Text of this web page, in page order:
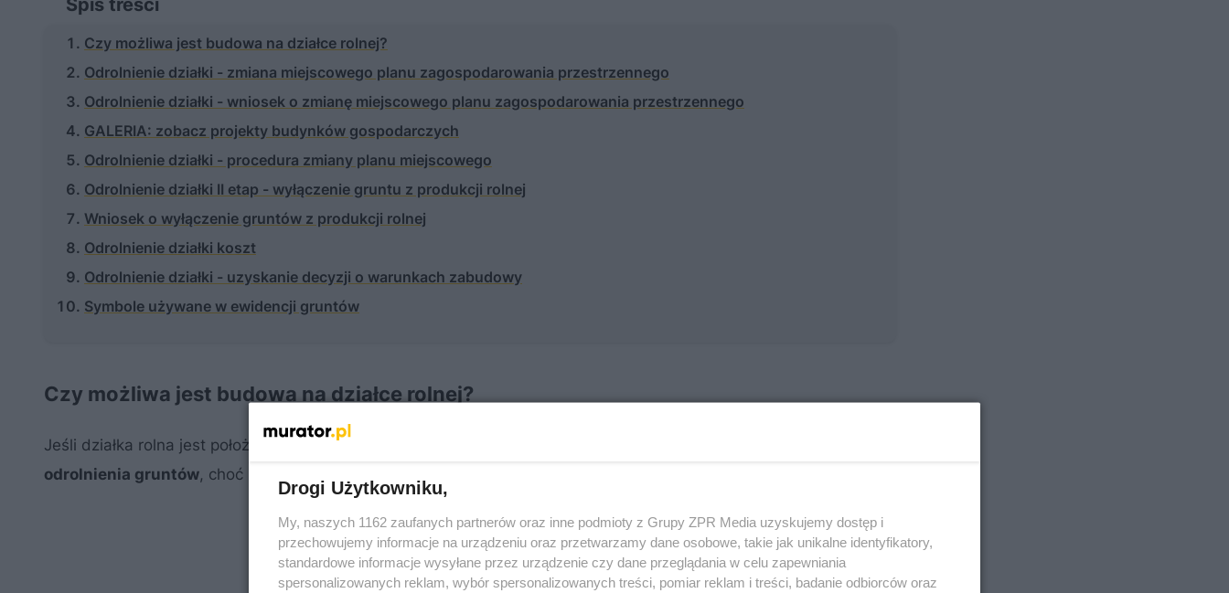
Spis treści
Czy możliwa jest budowa na działce rolnej?
Odrolnienie działki - zmiana miejscowego planu zagospodarowania przestrzennego
Odrolnienie działki - wniosek o zmianę miejscowego planu zagospodarowania przestrzennego
GALERIA: zobacz projekty budynków gospodarczych
Odrolnienie działki - procedura zmiany planu miejscowego
Odrolnienie działki II etap - wyłączenie gruntu z produkcji rolnej
Wniosek o wyłączenie gruntów z produkcji rolnej
Odrolnienie działki koszt
Odrolnienie działki - uzyskanie decyzji o warunkach zabudowy
Symbole używane w ewidencji gruntów
Czy możliwa jest budowa na działce rolnej?
Jeśli działka rolna jest położona poza miastem, będziemy zmuszeni przejść przez dwuetapową procedurę
odrolnienia gruntów, choć nie w każdym wypadku będą wymagane wszystkie jej elementy.
Drogi Użytkowniku,
My, naszych 1162 zaufanych partnerów oraz inne podmioty z Grupy ZPR Media uzyskujemy dostęp i
przechowujemy informacje na urządzeniu oraz przetwarzamy dane osobowe, takie jak unikalne identyfikatory,
standardowe informacje wysyłane przez urządzenie czy dane przeglądania w celu zapewniania
spersonalizowanych reklam, wybór spersonalizowanych treści, pomiar reklam i treści, badanie odbiorców oraz